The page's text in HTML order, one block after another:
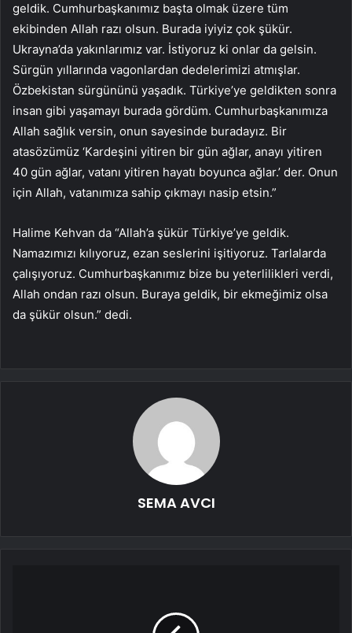
geldik. Cumhurbaşkanımız başta olmak üzere tüm
ekibinden Allah razı olsun. Burada iyiyiz çok şükür.
Ukrayna’da yakınlarımız var. İstiyoruz ki onlar da gelsin.
Sürgün yıllarında vagonlardan dedelerimizi atmışlar.
Özbekistan sürgününü yaşadık. Türkiye’ye geldikten sonra
insan gibi yaşamayı burada gördüm. Cumhurbaşkanımıza
Allah sağlık versin, onun sayesinde buradayız. Bir
atasözümüz ‘Kardeşini yitiren bir gün ağlar, anayı yitiren
40 gün ağlar, vatanı yitiren hayatı boyunca ağlar.’ der. Onun
için Allah, vatanımıza sahip çıkmayı nasip etsin.”
Halime Kehvan da “Allah’a şükür Türkiye’ye geldik.
Namazımızı kılıyoruz, ezan seslerini işitiyoruz. Tarlalarda
çalışıyoruz. Cumhurbaşkanımız bize bu yeterlilikleri verdi,
Allah ondan razı olsun. Buraya geldik, bir ekmeğimiz olsa
da şükür olsun.” dedi.
SEMA AVCI